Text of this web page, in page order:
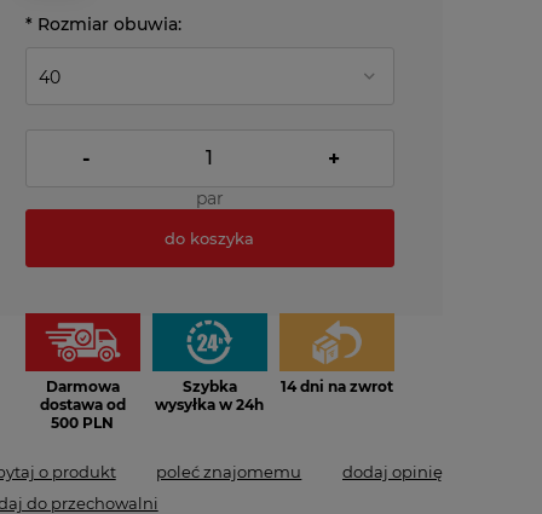
* Rozmiar obuwia:
- +
par
do koszyka
Darmowa
dostawa od
500 PLN
Szybka
wysyłka w 24h
14 dni na zwrot
o produkt poleć znajomemu
dodaj opinię
do przechowalni